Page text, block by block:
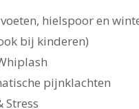
hielspoor en
bij kinderen)
pijnklachten
Stress